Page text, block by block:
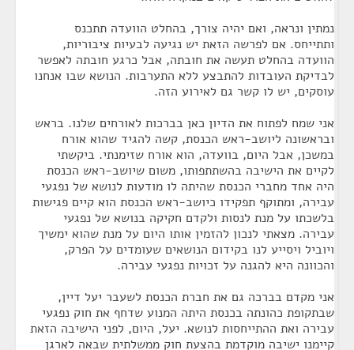
נמתין ונראה, ואם יהיה צורך, בהחלט הוועדה תתכנס
ותתייחס. אם לפרשה הזאת יש נגיעה לבעיות ציבוריות,
הוועדה בהחלט תעשה את חובתה, אבל כרגע חובתה לאפשר
לבדיקת העובדות להתבצע ללא התערבות. הנושא שבו אנחנו
עוסקים, יש לו קשר גם לאירוע הזה.
אני שמח לפתוח את הדיון כאן בברכות לאורחים שלנו. בראש
ובראשונה ליושב-ראש הכנסת, קשה להגיד שהוא אורח
במשכן, אבל היום, בוועדה, הוא אורח שזימנתי. ביקשתי
לקיים את הישיבה בהשתתפותו, משום שיושב-ראש הכנסת
היה אחד מחברי הכנסת שהיתה לו מודעות לנושא של נפגעי
עבירה, ומתוקף תפקידו כיושב-ראש הכנסת הוא קיים פגישות
בלשכתו על מנת לנסות ולקדם חקיקה בנושא של נפגעי
עבירה. מצאתי לנכון להזמין אותו היום על מנת שהוא ימשיך
ויוביל ויסייע לנו בקידום הנושאים שעומדים על הפרק,
והכוונה היא להגנה על זכויות נפגעי עבירה.
אני מקדם בברכה גם את חברת הכנסת לשעבר יעל דיין,
שבתקופת כהונתה בכנסת היתה המנוע שדחף את חוק נפגעי
עבירה ואת ההתייחסות לנושא. יעל, היום, לפני הישיבה הזאת
קיימנו ישיבה מוקדמת בהצעת חוק ממשלתית שבאה לארגן